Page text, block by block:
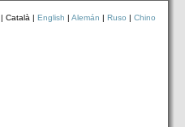
| Català | English | Alemán | Ruso | Chino